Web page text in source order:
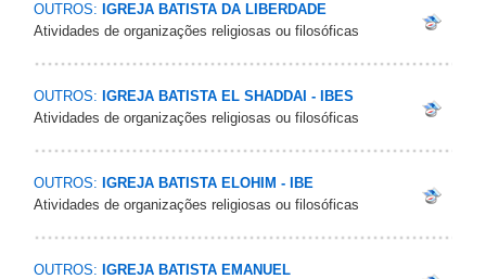
OUTROS: IGREJA BATISTA DA LIBERDADE
Atividades de organizações religiosas ou filosóficas
OUTROS: IGREJA BATISTA EL SHADDAI - IBES
Atividades de organizações religiosas ou filosóficas
OUTROS: IGREJA BATISTA ELOHIM - IBE
Atividades de organizações religiosas ou filosóficas
OUTROS: IGREJA BATISTA EMANUEL